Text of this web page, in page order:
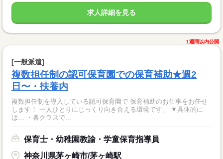
求人詳細を見る
1週間以内公開
[一般派遣]
複数担任制の認可保育園での保育補助★週2
日〜・扶養内
複数担任制を導入している認可保育園で 保育補助のお仕事をお任せ
します！ 一人ひとりにじっくり向き合える環境です。 ▼具体的に
は… ・各クラスで...
保育士・幼稚園教諭・学童保育指導員
神奈川県茅ヶ崎市/茅ヶ崎駅